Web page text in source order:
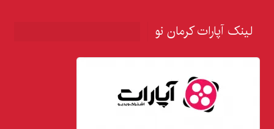
لینک آپارات کرمان نو